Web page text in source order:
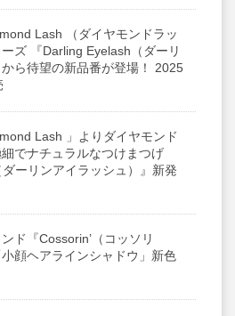
Lash （ダイヤモンドラッ
ズ 『Darling Eyelash（ダーリ
ら待望の新品番が登場！ 2025
Lash 」よりダイヤモンド
でナチュラルなつけまつげ
ダーリンアイラッシュ）』新発
ド『Cossorin’（コッソリ
顔ヘアラインシャドウ」新色